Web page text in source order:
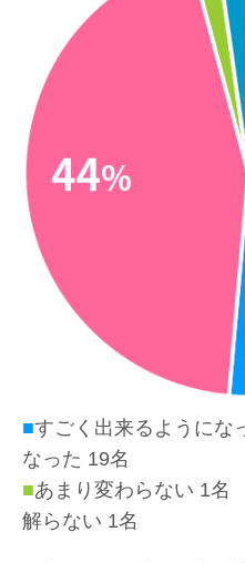
■すごく出来るようにな
なった 19名
■あまり変わらない 1名
解らない 1名